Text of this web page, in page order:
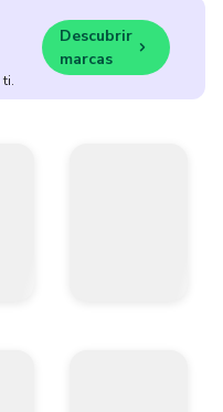
Descubrir
marcas